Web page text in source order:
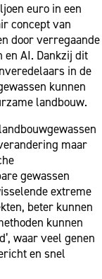
euro in een
concept van
door verregaande
en AI. Dankzij dit
in de
kunnen
landbouw.
maar
gewassen
extreme
beter kunnen
kunnen
waar veel genen
en snel